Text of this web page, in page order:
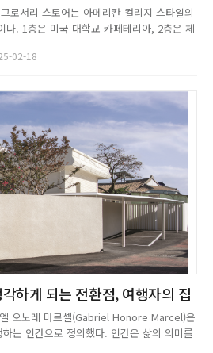
로서리 스토어는 아메리칸 컬리지 스타일의
다. 1층은 미국 대학교 카페테리아, 2층은 체
하여 공간의 확장감을 높였다. 벽면과 선반
02-18
하게 되는 전환점, 여행자의 집
오노레 마르셀(Gabriel Honore Marcel)은
는 인간으로 정의했다. 인간은 삶의 의미를